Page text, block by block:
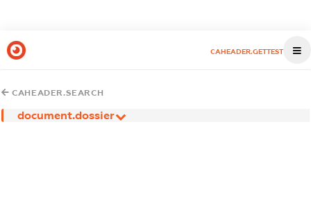
CAHEADER.GETTEST
CAHEADER.SEARCH
document.dossier